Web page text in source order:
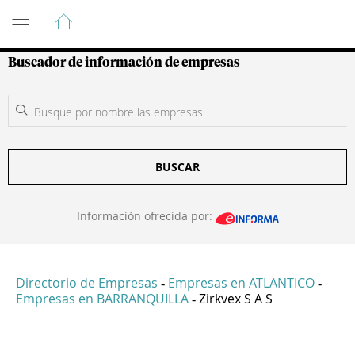
Guía de Empresas Colombianas
Buscador de información de empresas
BUSCAR
Información ofrecida por:
Directorio de Empresas - Empresas en ATLANTICO -
Empresas en BARRANQUILLA - Zirkvex S A S